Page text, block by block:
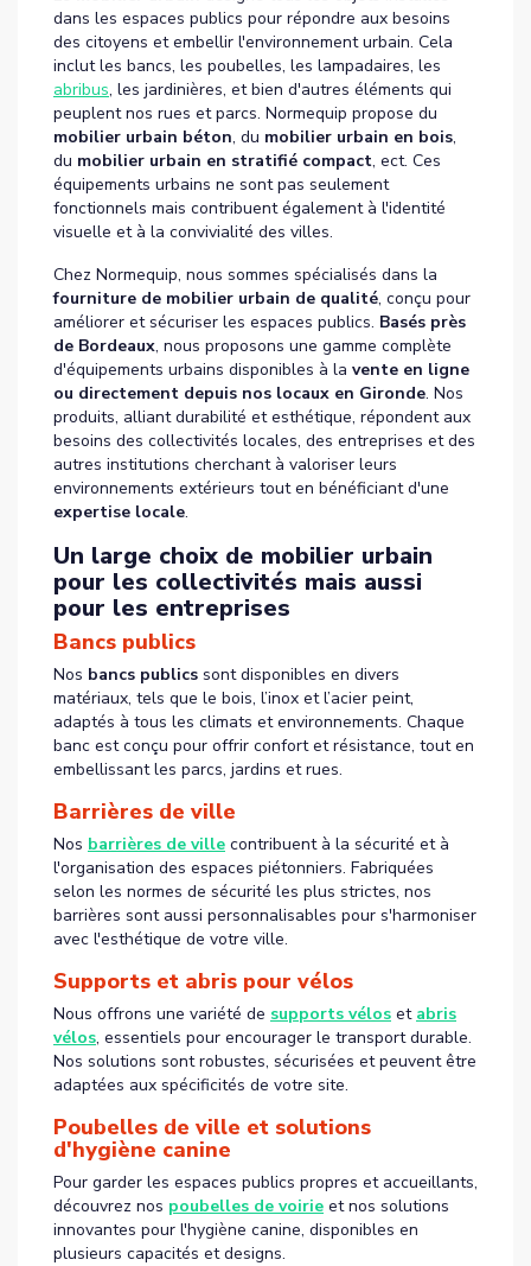
dans les espaces publics pour répondre aux besoins
des citoyens et embellir l'environnement urbain. Cela
inclut les bancs, les poubelles, les lampadaires, les
abribus, les jardinières, et bien d'autres éléments qui
peuplent nos rues et parcs. Normequip propose du
mobilier urbain béton, du mobilier urbain en bois,
du mobilier urbain en stratifié compact, ect. Ces
équipements urbains ne sont pas seulement
fonctionnels mais contribuent également à l'identité
visuelle et à la convivialité des villes.
Chez Normequip, nous sommes spécialisés dans la
fourniture de mobilier urbain de qualité, conçu pour
améliorer et sécuriser les espaces publics. Basés près
de Bordeaux, nous proposons une gamme complète
d'équipements urbains disponibles à la vente en ligne
ou directement depuis nos locaux en Gironde. Nos
produits, alliant durabilité et esthétique, répondent aux
besoins des collectivités locales, des entreprises et des
autres institutions cherchant à valoriser leurs
environnements extérieurs tout en bénéficiant d'une
expertise locale.
Un large choix de mobilier urbain
pour les collectivités mais aussi
pour les entreprises
Bancs publics
Nos bancs publics sont disponibles en divers
matériaux, tels que le bois, l’inox et l’acier peint,
adaptés à tous les climats et environnements. Chaque
banc est conçu pour offrir confort et résistance, tout en
embellissant les parcs, jardins et rues.
Barrières de ville
Nos barrières de ville contribuent à la sécurité et à
l'organisation des espaces piétonniers. Fabriquées
selon les normes de sécurité les plus strictes, nos
barrières sont aussi personnalisables pour s'harmoniser
avec l'esthétique de votre ville.
Supports et abris pour vélos
Nous offrons une variété de supports vélos et abris
vélos, essentiels pour encourager le transport durable.
Nos solutions sont robustes, sécurisées et peuvent être
adaptées aux spécificités de votre site.
Poubelles de ville et solutions
d'hygiène canine
Pour garder les espaces publics propres et accueillants,
découvrez nos poubelles de voirie et nos solutions
innovantes pour l'hygiène canine, disponibles en
plusieurs capacités et designs.